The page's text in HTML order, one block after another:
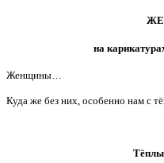
на
Женщины…
Куда же без них, особенно нам с